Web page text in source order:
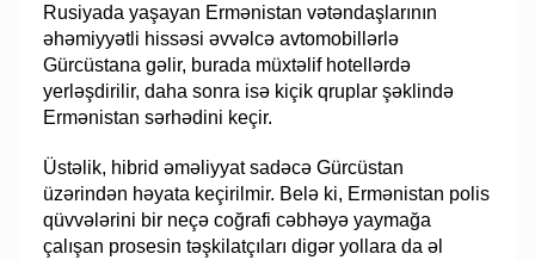
Rusiyada yaşayan Ermənistan vətəndaşlarının
əhəmiyyətli hissəsi əvvəlcə avtomobillərlə
Gürcüstana gəlir, burada müxtəlif hotellərdə
yerləşdirilir, daha sonra isə kiçik qruplar şəklində
Ermənistan sərhədini keçir.
Üstəlik, hibrid əməliyyat sadəcə Gürcüstan
üzərindən həyata keçirilmir. Belə ki, Ermənistan polis
qüvvələrini bir neçə coğrafi cəbhəyə yaymağa
çalışan prosesin təşkilatçıları digər yollara da əl